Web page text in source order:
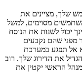
שלך, מציינים את
מסוימים, למשל
יכול לשנות את הנוסח
מפני שהם נקבעים
אל תפגע במערכת
את הדירוג שלך. רוב
הראשי יקטין את